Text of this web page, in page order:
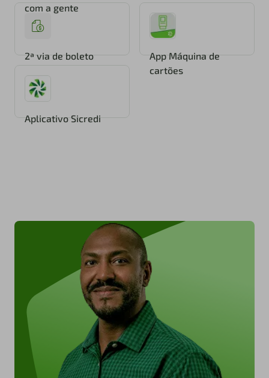
com a gente
2ª via de boleto
Aplicativo Sicredi
App Máquina de
cartões